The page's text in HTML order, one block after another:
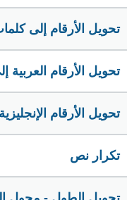
تحويل الأرقام إلى
تحويل الأرقام العربية
تحويل الأرقام
تكرار نص